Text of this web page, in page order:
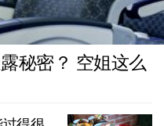
秘密？ 空姐这么